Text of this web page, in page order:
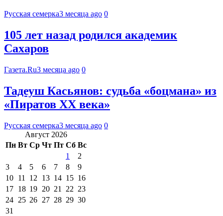
Русская семерка3 месяца ago 0
105 лет назад родился академик
Сахаров
Газета.Ru3 месяца ago 0
Тадеуш Касьянов: судьба «боцмана» из
«Пиратов XX века»
Русская семерка3 месяца ago 0
Август 2026
Пн Вт Ср Чт Пт Сб Вс
1
2
3
4 5 6 7 8
9
10 11 12 13 14 15 16
17 18 19 20 21 22 23
24 25 26 27 28 29 30
31